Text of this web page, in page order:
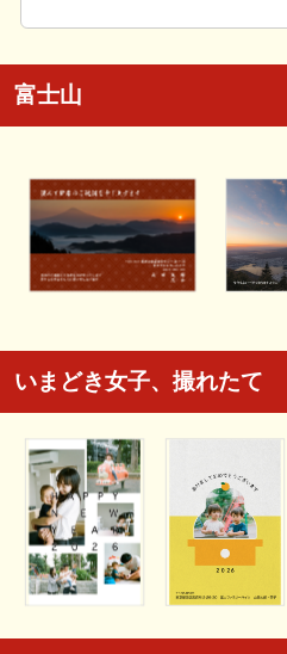
富士山
いまどき女子、撮れたて